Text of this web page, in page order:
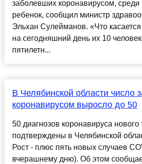
заболевших коронавирусом, среди
ребенок, сообщил министр
Эльхан Сулейманов. «Что
на сегодняшний день их 10
пятилетн...
В Челябинской области число
коронавирусом выросло до 50
50 диагнозов коронавируса нового
подтверждены в Челябинской
Рост - плюс пять новых случаев
вчерашнему дню). Об этом